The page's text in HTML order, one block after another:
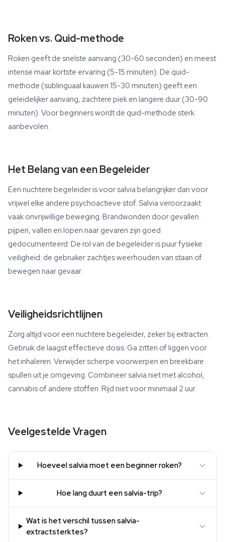
Roken vs. Quid-methode
Roken geeft de snelste aanvang (30-60 seconden) en meest
intense maar kortste ervaring (5-15 minuten). De quid-
methode (sublinguaal kauwen 15-30 minuten) geeft een
geleidelijker aanvang, zachtere piek en langere duur (30-90
minuten). Voor beginners wordt de quid-methode sterk
aanbevolen.
Het Belang van een Begeleider
Een nuchtere begeleider is voor salvia belangrijker dan voor
vrijwel elke andere psychoactieve stof. Salvia veroorzaakt
vaak onvrijwillige beweging. Brandwonden door gevallen
pijpen, vallen en lopen naar gevaren zijn goed
gedocumenteerd. De rol van de begeleider is puur fysieke
veiligheid: de gebruiker zachtjes weerhouden van staan of
bewegen naar gevaar.
Veiligheidsrichtlijnen
Zorg altijd voor een nuchtere begeleider, zeker bij extracten.
Gebruik de laagst effectieve dosis. Ga zitten of liggen voor
het inhaleren. Verwijder scherpe voorwerpen en breekbare
spullen uit je omgeving. Combineer salvia niet met alcohol,
cannabis of andere stoffen. Rijd niet voor minimaal 2 uur.
Veelgestelde Vragen
Hoeveel salvia moet een beginner roken?
Hoe lang duurt een salvia-trip?
Wat is het verschil tussen salvia-
extractsterktes?